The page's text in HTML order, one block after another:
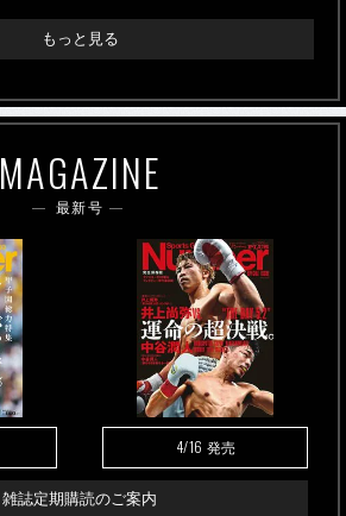
もっと見る
MAGAZINE
最新号
4/16 発売
雑誌定期購読のご案内